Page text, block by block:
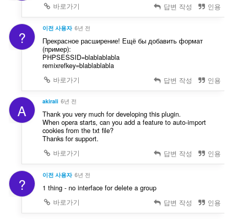
바로가기
답변 작성 인용
? 이전 사용자 6년 전
Прекрасное расширение! Ещё бы добавить формат
(пример):
PHPSESSID=blablablabla
remixrefkey=blablablabla
바로가기
답변 작성 인용
A akirali 6년 전
Thank you very much for developing this plugin.
When opera starts, can you add a feature to auto-import
cookies from the txt file?
Thanks for support.
바로가기
답변 작성 인용
? 이전 사용자 6년 전
1 thing - no interface for delete a group
바로가기
답변 작성 인용